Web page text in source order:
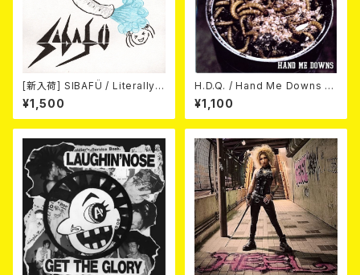
[新入荷] SIBAFÜ / Literally
(7"EP)
¥1,500
H.D.Q. / Hand Me Downs (C
OLORVINYL/7”EP)
¥1,100